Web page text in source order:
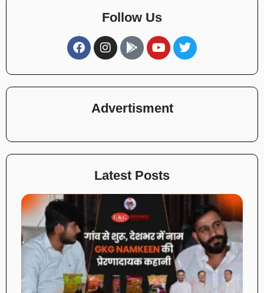
Follow Us
Advertisment
Latest Posts